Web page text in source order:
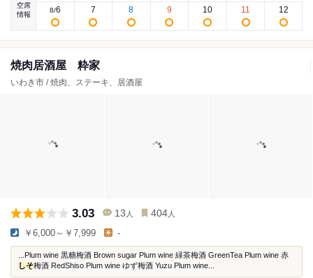
空席
情報
8/6 7 8 9 10 11 12
焼肉居酒屋 粋家
いわき市 / 焼肉、ステーキ、居酒屋
3.03 13 人 404 人
￥6,000～￥7,999 -
...Plum wine 黒糖梅酒 Brown sugar Plum wine 緑茶梅酒 GreenTea Plum wine 赤
しそ梅酒 RedShiso Plum wine ゆず梅酒 Yuzu Plum wine...